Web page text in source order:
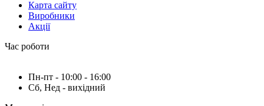
Карта сайту
Виробники
Акції
Час роботи
Пн-пт - 10:00 - 16:00
Сб, Нед - вихідний